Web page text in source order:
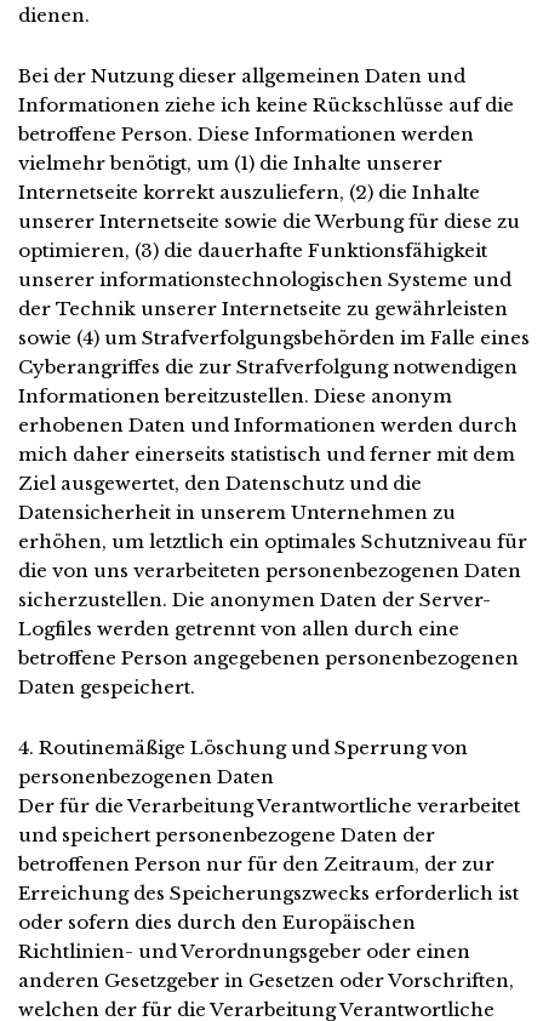
dienen.
Bei der Nutzung dieser allgemeinen Daten und
Informationen ziehe ich keine Rückschlüsse auf die
betroffene Person. Diese Informationen werden
vielmehr benötigt, um (1) die Inhalte unserer
Internetseite korrekt auszuliefern, (2) die Inhalte
unserer Internetseite sowie die Werbung für diese zu
optimieren, (3) die dauerhafte Funktionsfähigkeit
unserer informationstechnologischen Systeme und
der Technik unserer Internetseite zu gewährleisten
sowie (4) um Strafverfolgungsbehörden im Falle eines
Cyberangriffes die zur Strafverfolgung notwendigen
Informationen bereitzustellen. Diese anonym
erhobenen Daten und Informationen werden durch
mich daher einerseits statistisch und ferner mit dem
Ziel ausgewertet, den Datenschutz und die
Datensicherheit in unserem Unternehmen zu
erhöhen, um letztlich ein optimales Schutzniveau für
die von uns verarbeiteten personenbezogenen Daten
sicherzustellen. Die anonymen Daten der Server-
Logfiles werden getrennt von allen durch eine
betroffene Person angegebenen personenbezogenen
Daten gespeichert.
4. Routinemäßige Löschung und Sperrung von
personenbezogenen Daten
Der für die Verarbeitung Verantwortliche verarbeitet
und speichert personenbezogene Daten der
betroffenen Person nur für den Zeitraum, der zur
Erreichung des Speicherungszwecks erforderlich ist
oder sofern dies durch den Europäischen
Richtlinien- und Verordnungsgeber oder einen
anderen Gesetzgeber in Gesetzen oder Vorschriften,
welchen der für die Verarbeitung Verantwortliche